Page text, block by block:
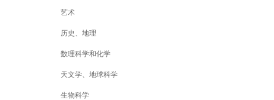
艺术
历史、地理
数理科学和化学
天文学、地球科学
生物科学